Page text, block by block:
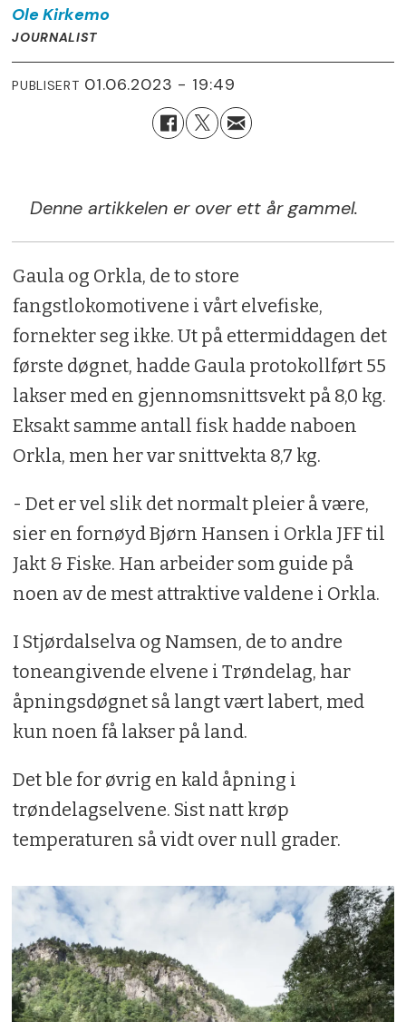
OleKirkemo
JOURNALIST
PUBLISERT 01.06.2023 - 19:49
Denne artikkelen er over ett år gammel.
Gaula og Orkla, de to store
fangstlokomotivene i vårt elvefiske,
fornekter seg ikke. Ut på ettermiddagen det
første døgnet, hadde Gaula protokollført 55
lakser med en gjennomsnittsvekt på 8,0 kg.
Eksakt samme antall fisk hadde naboen
Orkla, men her var snittvekta 8,7 kg.
- Det er vel slik det normalt pleier å være,
sier en fornøyd Bjørn Hansen i Orkla JFF til
Jakt & Fiske. Han arbeider som guide på
noen av de mest attraktive valdene i Orkla.
I Stjørdalselva og Namsen, de to andre
toneangivende elvene i Trøndelag, har
åpningsdøgnet så langt vært labert, med
kun noen få lakser på land.
Det ble for øvrig en kald åpning i
trøndelagselvene. Sist natt krøp
temperaturen så vidt over null grader.